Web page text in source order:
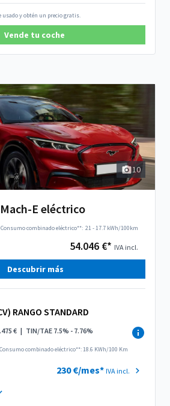
usado y obtén un precio gratis.
Vende tu coche
10
E eléctrico
Consumo combinado eléctrico**: 21 - 17.7 kWh/100km
54.046 €* IVA incl.
Descubrir más
RANGO STANDARD
€ | TIN/TAE 7.5% - 7.76%
Consumo combinado eléctrico**: 18.6 KWh/100 Km
230 €/mes* IVA incl.